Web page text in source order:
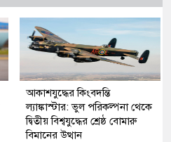
আকাশযুদ্ধের কিংবদন্তি
ল্যাঙ্কাস্টার: ভুল পরিকল্পনা থেকে
দ্বিতীয় বিশ্বযুদ্ধের শ্রেষ্ঠ বোমারু
বিমানের উত্থান